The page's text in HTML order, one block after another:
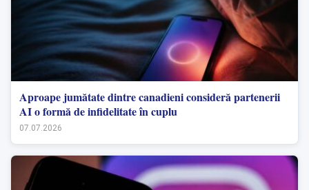
Aproape jumătate dintre canadieni consideră partenerii
AI o formă de infidelitate în cuplu
07.07.2026